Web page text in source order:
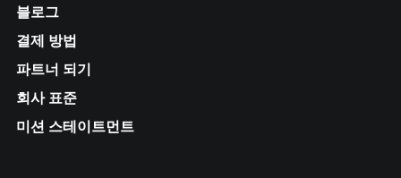
블로그
결제 방법
파트너 되기
회사 표준
미션 스테이트먼트